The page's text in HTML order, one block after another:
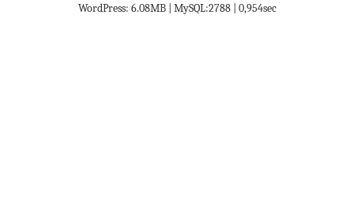
WordPress: 6.08MB | MySQL:2788 | 0,954sec